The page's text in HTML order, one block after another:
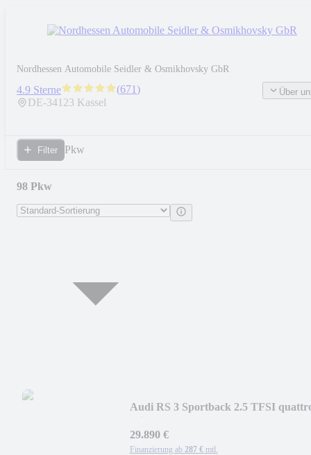
Nordhessen Automobile Seidler & Osmikhovsky GbR
4.9 Sterne (671)
DE-34123 Kassel
Über
Filter Pkw
98 Pkw
Audi RS 3 Sportback 2.5 TFSI
29.890 €
Finanzierung ab 287 € mtl.